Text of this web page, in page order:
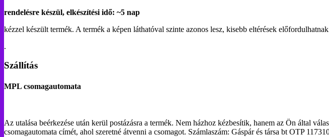
rendelésre készül, elkészítési idő: ~5 nap
kézzel készült termék. A termék a képen láthatóval szinte azonos lesz, kisebb eltérések
.
Szállítás
MPL csomagautomata
Az utalása beérkezése után kerül postázásra a termék. Nem házhoz kézbesítik, hanem az Ön által
csomagautomata címét, ahol szeretné átvenni a csomagot. Számlaszám: Gáspár és társa bt OTP